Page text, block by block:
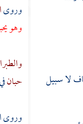
لا سبيل
وروى
وهو
حبان
وروى